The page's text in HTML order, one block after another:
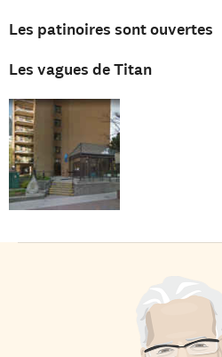
Les patinoires sont ouvertes
Les vagues de Titan